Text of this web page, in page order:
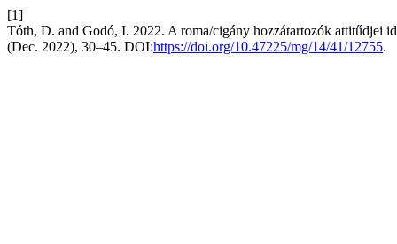
[1]
Tóth, D. and Godó, I. 2022. A roma/cigány hozzátartozók attitűdjei
(Dec. 2022), 30–45. DOI:https://doi.org/10.47225/mg/14/41/12755.